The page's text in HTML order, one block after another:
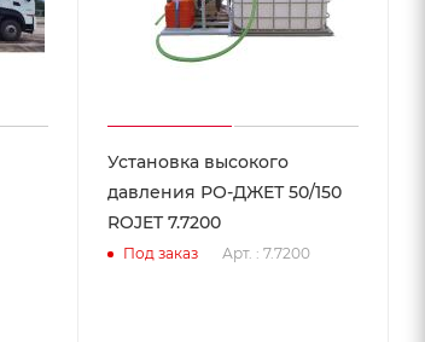
Установка высокого
давления РО-ДЖЕТ 50/150
ROJET 7.7200
Под заказ Арт. : 7.7200